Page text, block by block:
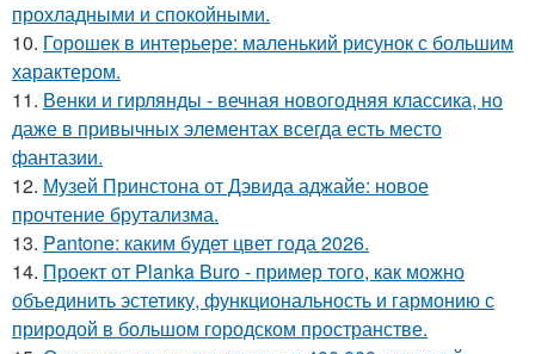
прохладными и спокойными.
10. Горошек в интерьере: маленький рисунок с большим
характером.
11. Венки и гирлянды - вечная новогодняя классика, но
даже в привычных элементах всегда есть место
фантазии.
12. Музей Принстона от Дэвида аджайе: новое
прочтение брутализма.
13. Pantone: каким будет цвет года 2026.
14. Проект от Planka Buro - пример того, как можно
объединить эстетику, функциональность и гармонию с
природой в большом городском пространстве.